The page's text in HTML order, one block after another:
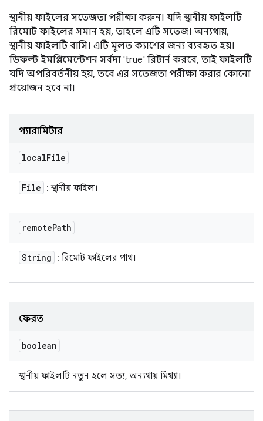
স্থানীয় ফাইলের সতেজতা পরীক্ষা করুন। যদি স্থানীয় ফাইলটি
রিমোট ফাইলের সমান হয়, তাহলে এটি সতেজ। অন্যথায়,
স্থানীয় ফাইলটি বাসি। এটি মূলত ক্যাশের জন্য ব্যবহৃত হয়।
ডিফল্ট ইমপ্লিমেন্টেশন সর্বদা 'true' রিটার্ন করবে, তাই ফাইলটি
যদি অপরিবর্তনীয় হয়, তবে এর সতেজতা পরীক্ষা করার কোনো
প্রয়োজন হবে না।
প্যারামিটার
localFile
File : স্থানীয় ফাইল।
remotePath
String : রিমোট ফাইলের পাথ।
ফেরত
boolean
স্থানীয় ফাইলটি নতুন হলে সত্য, অন্যথায় মিথ্যা।